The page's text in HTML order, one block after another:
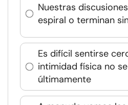
Nuestras
espiral o terminan
Es difícil sentirse
intimidad física no
últimamente